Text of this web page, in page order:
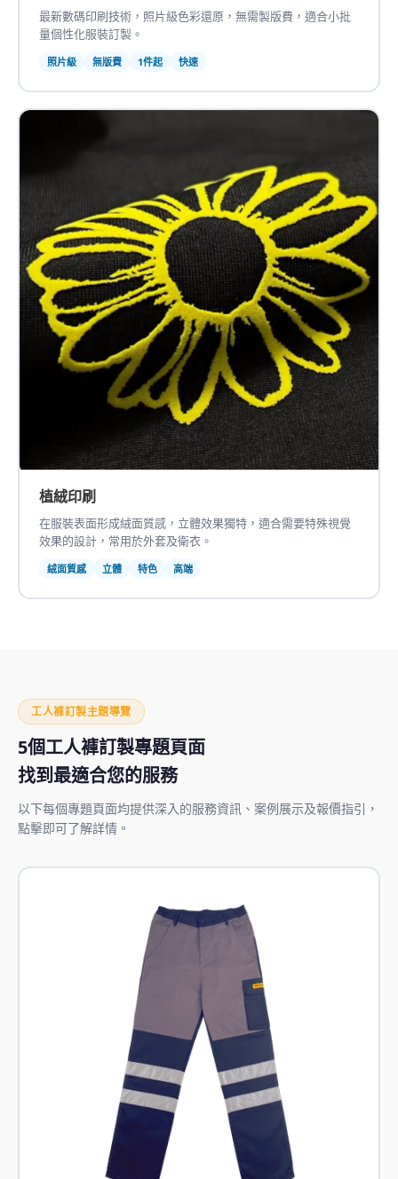
最新數碼印刷技術，照片級色彩還原，無需製版費，適合小批
量個性化服裝訂製。
照片級 無版費 1件起 快速
植絨印刷
在服裝表面形成絨面質感，立體效果獨特，適合需要特殊視覺
效果的設計，常用於外套及衛衣。
絨面質感 立體 特色 高端
工人褲訂製主題導覽
5個工人褲訂製專題頁面
找到最適合您的服務
以下每個專題頁面均提供深入的服務資訊、案例展示及報價指引，
點擊即可了解詳情。